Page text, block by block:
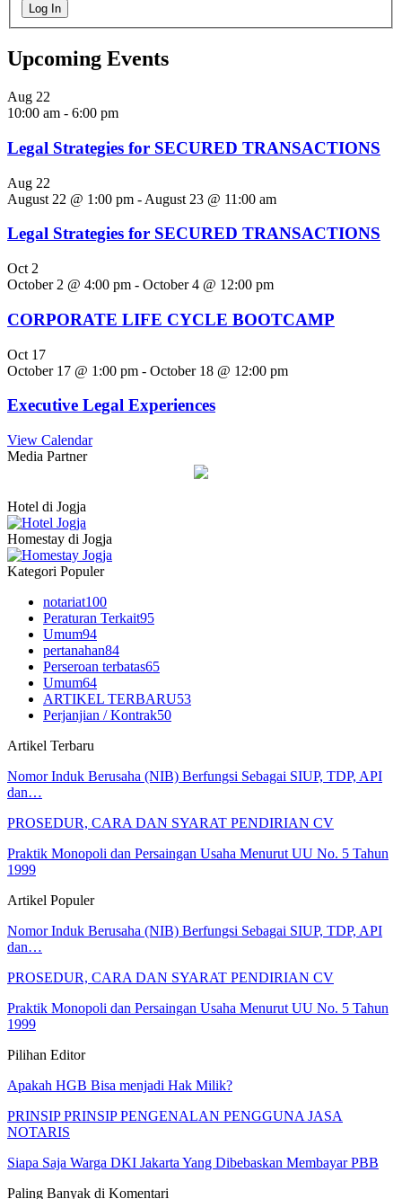
Log In
Upcoming Events
Aug 22
10:00 am - 6:00 pm
Legal Strategies for SECURED TRANSACTIONS
Aug 22
August 22 @ 1:00 pm - August 23 @ 11:00 am
Legal Strategies for SECURED TRANSACTIONS
Oct 2
October 2 @ 4:00 pm - October 4 @ 12:00 pm
CORPORATE LIFE CYCLE BOOTCAMP
Oct 17
October 17 @ 1:00 pm - October 18 @ 12:00 pm
Executive Legal Experiences
View Calendar
Media Partner
Hotel di Jogja
Homestay di Jogja
Kategori Populer
notariat100
Peraturan Terkait95
Umum94
pertanahan84
Perseroan terbatas65
Umum64
ARTIKEL TERBARU53
Perjanjian / Kontrak50
Artikel Terbaru
Nomor Induk Berusaha (NIB) Berfungsi Sebagai SIUP, TDP, API
dan…
PROSEDUR, CARA DAN SYARAT PENDIRIAN CV
Praktik Monopoli dan Persaingan Usaha Menurut UU No. 5 Tahun
1999
Artikel Populer
Nomor Induk Berusaha (NIB) Berfungsi Sebagai SIUP, TDP, API
dan…
PROSEDUR, CARA DAN SYARAT PENDIRIAN CV
Praktik Monopoli dan Persaingan Usaha Menurut UU No. 5 Tahun
1999
Pilihan Editor
Apakah HGB Bisa menjadi Hak Milik?
PRINSIP PRINSIP PENGENALAN PENGGUNA JASA
NOTARIS
Siapa Saja Warga DKI Jakarta Yang Dibebaskan Membayar PBB
Paling Banyak di Komentari